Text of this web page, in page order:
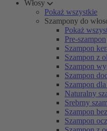
Włosy
Pokaż wszystkie
Szampony do
Pokaż
Pre-szampon
Szampon
Szampon z
Szampon
Szampon
Szampon
Naturalny
Srebrny
Szampon
Szampon